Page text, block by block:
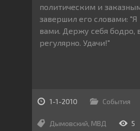
политическим и
завершил его словами: "Я
вами. Держу себя бодро,
регулярно. Удачи!"
1-1-2010 События
Дымовский, МВД 5